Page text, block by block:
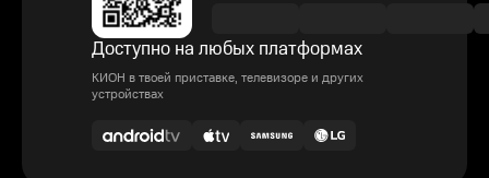
Доступно на любых платформах
КИОН в твоей приставке, телевизоре и других
устройствах